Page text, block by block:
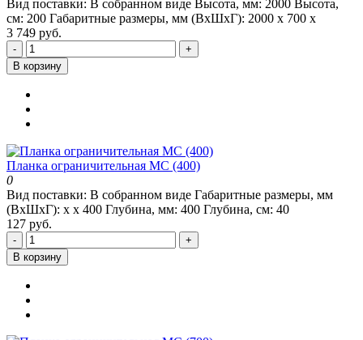
Вид поставки: В собранном виде Высота, мм: 2000 Высота,
см: 200 Габаритные размеры, мм (ВхШхГ): 2000 х 700 х
3 749 руб.
-
+
В корзину
Планка ограничительная МС (400)
0
Вид поставки: В собранном виде Габаритные размеры, мм
(ВхШхГ): х х 400 Глубина, мм: 400 Глубина, см: 40
127 руб.
-
+
В корзину